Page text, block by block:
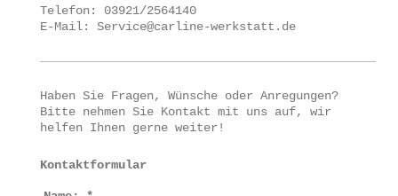
Telefon: 03921/2564140
E-Mail: Service@carline-werkstatt.de
Haben Sie Fragen, Wünsche oder Anregungen?
Bitte nehmen Sie Kontakt mit uns auf, wir
helfen Ihnen gerne weiter!
Kontaktformular